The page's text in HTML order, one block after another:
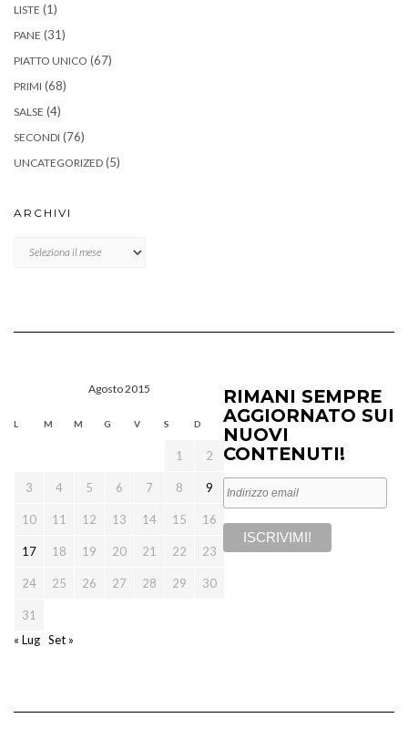
LISTE (1)
PANE (31)
PIATTO UNICO (67)
PRIMI (68)
SALSE (4)
SECONDI (76)
UNCATEGORIZED (5)
ARCHIVI
Agosto 2015
L M M G V S D
1 2
3 4 5 6 7 8 9
10 11 12 13 14 15 16
17 18 19 20 21 22 23
24 25 26 27 28 29 30
31
« Lug Set »
RIMANI SEMPRE
AGGIORNATO SUI
NUOVI
CONTENUTI!